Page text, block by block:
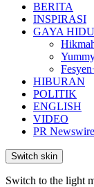
BERITA
INSPIRASI
GAYA
HIBURAN
POLITIK
ENGLISH
VIDEO
PR Newswire
Switch skin
Switch to the light